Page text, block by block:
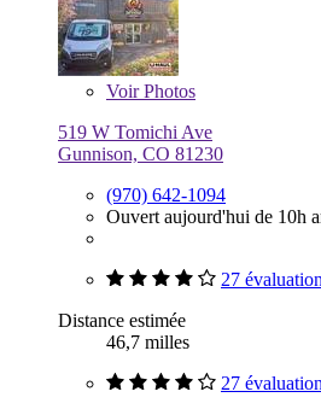
VoirPhotos
519 W Tomichi Ave
Gunnison, CO 81230
(970) 642-1094
Ouvert aujourd'hui de 10h
27
Distance estimée
46,7 milles
27